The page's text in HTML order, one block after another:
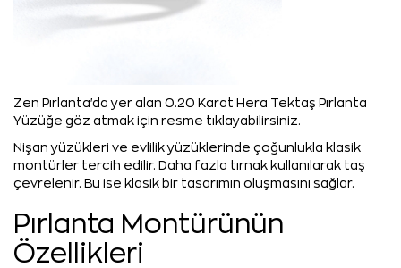
Zen Pırlanta'da yer alan 0.20 Karat Hera Tektaş Pırlanta
Yüzüğe göz atmak için resme tıklayabilirsiniz.
Nişan yüzükleri ve evlilik yüzüklerinde çoğunlukla klasik
montürler tercih edilir. Daha fazla tırnak kullanılarak taş
çevrelenir. Bu ise klasik bir tasarımın oluşmasını sağlar.
Pırlanta Montürünün
Özellikleri